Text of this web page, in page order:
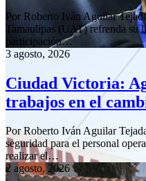
Por Roberto Iván Aguilar
Tamaulipas (UAT) refrenda su
participación…
3 agosto, 2026
Ciudad Victoria:
trabajos en el
Por Roberto Iván Aguilar
seguridad para el personal
realizar el…
2 agosto, 2026